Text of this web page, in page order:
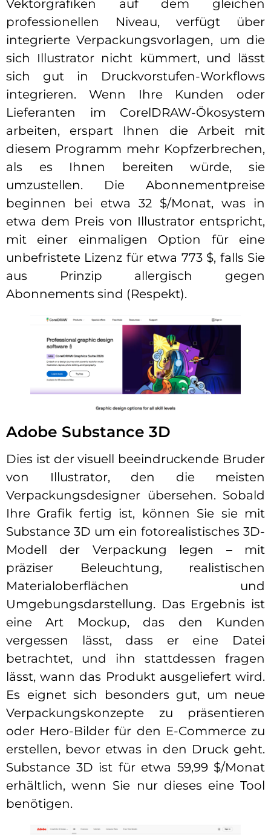
Vektorgrafiken auf dem gleichen
professionellen Niveau, verfügt über
integrierte Verpackungsvorlagen, um die
sich Illustrator nicht kümmert, und lässt
sich gut in Druckvorstufen-Workflows
integrieren. Wenn Ihre Kunden oder
Lieferanten im CorelDRAW-Ökosystem
arbeiten, erspart Ihnen die Arbeit mit
diesem Programm mehr Kopfzerbrechen,
als es Ihnen bereiten würde, sie
umzustellen. Die Abonnementpreise
beginnen bei etwa 32 $/Monat, was in
etwa dem Preis von Illustrator entspricht,
mit einer einmaligen Option für eine
unbefristete Lizenz für etwa 773 $, falls Sie
aus Prinzip allergisch gegen
Abonnements sind (Respekt).
Adobe Substance 3D
Dies ist der visuell beeindruckende Bruder
von Illustrator, den die meisten
Verpackungsdesigner übersehen. Sobald
Ihre Grafik fertig ist, können Sie sie mit
Substance 3D um ein fotorealistisches 3D-
Modell der Verpackung legen – mit
präziser Beleuchtung, realistischen
Materialoberflächen und
Umgebungsdarstellung. Das Ergebnis ist
eine Art Mockup, das den Kunden
vergessen lässt, dass er eine Datei
betrachtet, und ihn stattdessen fragen
lässt, wann das Produkt ausgeliefert wird.
Es eignet sich besonders gut, um neue
Verpackungskonzepte zu präsentieren
oder Hero-Bilder für den E-Commerce zu
erstellen, bevor etwas in den Druck geht.
Substance 3D ist für etwa 59,99 $/Monat
erhältlich, wenn Sie nur dieses eine Tool
benötigen.